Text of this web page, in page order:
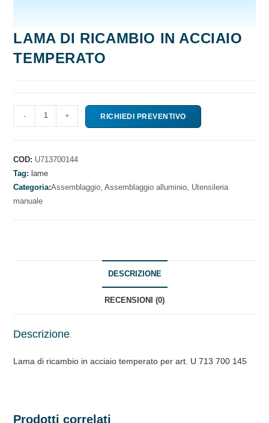
LAMA DI RICAMBIO IN ACCIAIO
TEMPERATO
DI
IN
ACCIAIO
TEMPERATO
quantità
- + RICHIEDI PREVENTIVO
COD: U713700144
Tag:lame
Categoria:Assemblaggio,Assemblaggio alluminio, Utensileria
manuale
DESCRIZIONE
RECENSIONI (0)
Descrizione
Lama di ricambio in acciaio temperato per art. U 713 700 145
Prodotti correlati